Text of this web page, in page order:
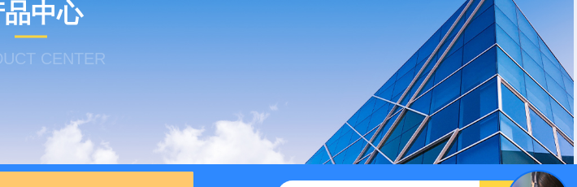
品中心
CENTER